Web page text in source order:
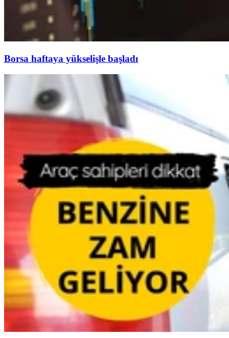
Borsa haftaya yükselişle başladı